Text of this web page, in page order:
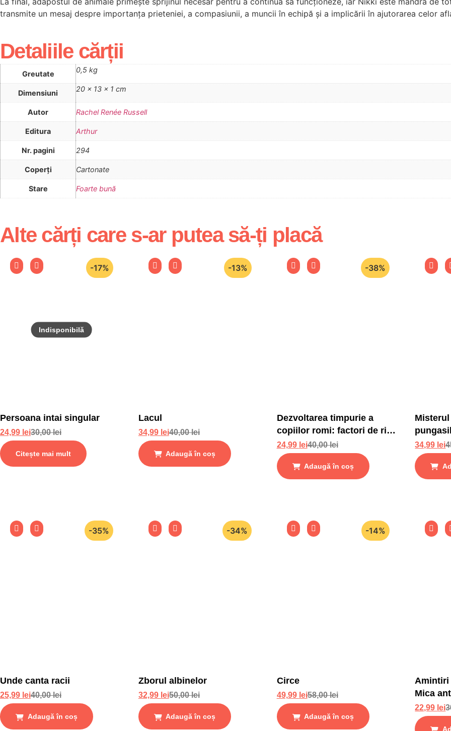
transmite un mesaj despre importanța prieteniei, a compasiunii, a muncii în echipă și a implicării în ajutorarea celor
Detaliile cărții
Greutate 0,5 kg
Dimensiuni 20 × 13 × 1 cm
Autor Rachel Renée Russell
Editura Arthur
Nr. pagini 294
Coperţi Cartonate
Stare Foarte bună
Alte cărți care s-ar putea să-ți placă
-17%
Persoana intai singular
30,00lei
24,99 lei
Citește mai mult
-13%
Lacul
40,00lei
34,99 lei
Adaugă în coș
-38%
Dezvoltarea timpurie a
copiilor romi: factori de risc
si factori de protectie
40,00lei
24,99 lei
Adaugă în coș
Misterul
34,99 lei
-35%
Unde canta racii
40,00lei
25,99 lei
Adaugă în coș
-34%
Zborul albinelor
50,00lei
32,99 lei
Adaugă în coș
-14%
Circe
58,00lei
49,99 lei
Adaugă în coș
Amintiri
Mica
stari si
22,99 lei